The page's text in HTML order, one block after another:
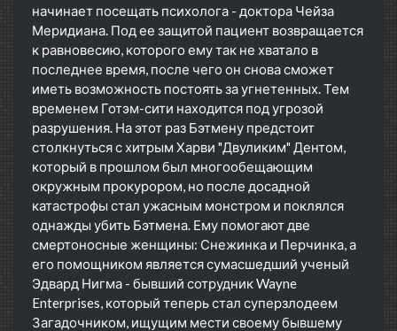
начинает посещать психолога - доктора Чейза
Меридиана. Под ее защитой пациент возвращается
к равновесию, которого ему так не хватало в
последнее время, после чего он снова сможет
иметь возможность постоять за угнетенных. Тем
временем Готэм-сити находится под угрозой
разрушения. На этот раз Бэтмену предстоит
столкнуться с хитрым Харви "Двуликим" Дентом,
который в прошлом был многообещающим
окружным прокурором, но после досадной
катастрофы стал ужасным монстром и поклялся
однажды убить Бэтмена. Ему помогают две
смертоносные женщины: Снежинка и Перчинка, а
его помощником является сумасшедший ученый
Эдвард Нигма - бывший сотрудник Wayne
Enterprises, который теперь стал суперзлодеем
Загадочником, ищущим мести своему бывшему